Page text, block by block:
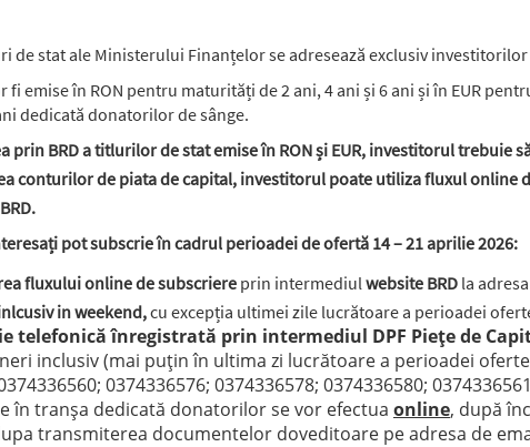
de stat ale Ministerului Finanțelor se adresează exclusiv
fi emise în RON pentru maturități de 2 ani, 4 ani și 6 ani și în EUR
dedicată donatorilor de sânge.
prin BRD a titlurilor de stat emise în RON și EUR, investitorul
conturilor de piata de capital, investitorul poate utiliza fluxul online
pot subscrie în cadrul perioadei de ofertă 14 – 21 aprilie 2026:
fluxului online de subscriere prin intermediulwebsite BRD la
in weekend,cu excepția ultimei zile lucrătoare a perioadei
telefonică înregistrată prin intermediul DPF Piețe de
inclusiv (mai puțin în ultima zi lucrătoare a perioadei
0374336576; 0374336578; 0374336580;
în tranșa dedicată donatorilor se vor efectua online, după
transmiterea documentelor doveditoare pe adresa de